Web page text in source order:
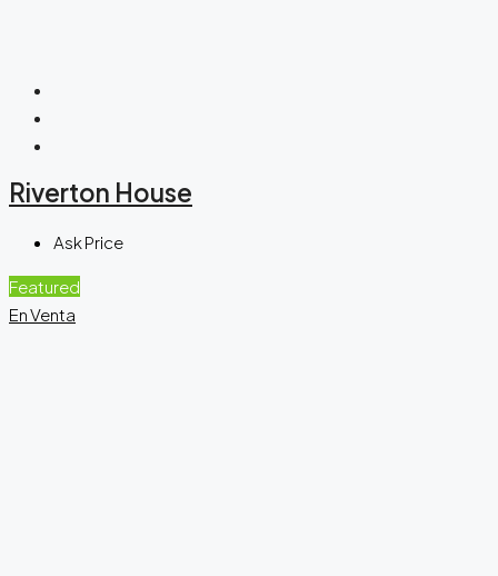
Riverton House
Ask Price
Featured
En Venta